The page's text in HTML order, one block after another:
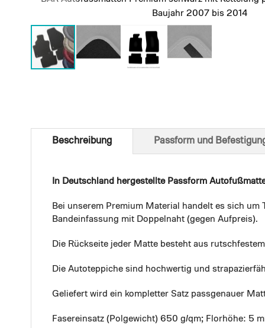
Baujahr 2007 bis 2014
of
Beschreibung
In Deutschland hergestellte Passform
Bei unserem Premium Material handelt es sich
Bandeinfassung mit Doppelnaht (gegen Aufpreis).
Die Rückseite jeder Matte besteht aus
Die Autoteppiche sind hochwertig und
Geliefert wird ein kompletter Satz passgenauer
Fasereinsatz (Polgewicht) 650 g/qm; Florhöhe: 5
Passform und